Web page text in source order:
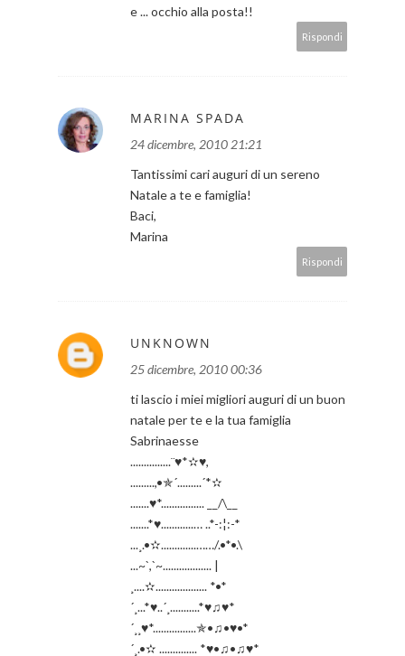
e ... occhio alla posta!!
Rispondi
MARINA SPADA
24 dicembre, 2010 21:21
Tantissimi cari auguri di un sereno
Natale a te e famiglia!
Baci,
Marina
Rispondi
UNKNOWN
25 dicembre, 2010 00:36
ti lascio i miei migliori auguri di un buon
natale per te e la tua famiglia
Sabrinaesse
...............¨♥*✫♥,
.........,•✯´.........´*✫
.......♥*................ __/\__
.......*♥............… ..*-:¦:-*
...¸.•✫.............……/.•*•.\
...~`,`~.................. |
¸....✫................... *•*
´¸...*♥..´¸...........*♥♫♥*
´¸¸♥*................✯•♫•♥•*
´¸.•✫ .............. *♥•♫•♫♥*